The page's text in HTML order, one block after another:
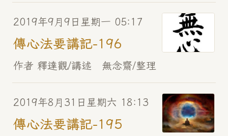
2019年9月9日星期一 05:17
傳心法要講記-196
作者 釋達觀/講述 無念齋/整理
2019年8月31日星期六 18:13
傳心法要講記-195